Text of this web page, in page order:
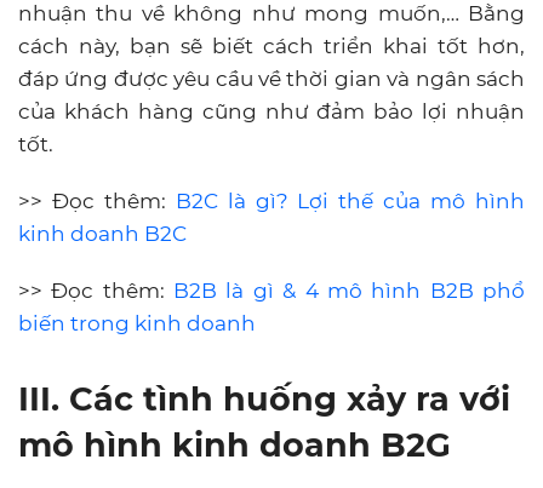
nhuận thu về không như mong muốn,… Bằng
cách này, bạn sẽ biết cách triển khai tốt hơn,
đáp ứng được yêu cầu về thời gian và ngân sách
của khách hàng cũng như đảm bảo lợi nhuận
tốt.
>> Đọc thêm: B2C là gì? Lợi thế của mô hình
kinh doanh B2C
>> Đọc thêm: B2B là gì & 4 mô hình B2B phổ
biến trong kinh doanh
III. Các tình huống xảy ra với
mô hình kinh doanh B2G